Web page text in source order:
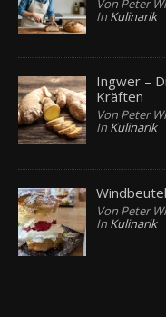
Von Peter
In Kulinarik
Ingwer –
Kräften
Von Peter
In Kulinarik
Von Peter
In Kulinarik